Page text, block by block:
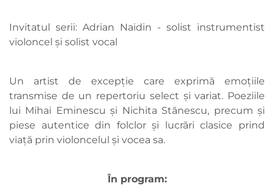
Invitatul serii: Adrian Naidin - solist instrumentist
violoncel și solist vocal
Un artist de excepție care exprimă emoțiile
transmise de un repertoriu select și variat. Poeziile
lui Mihai Eminescu și Nichita Stănescu, precum și
piese autentice din folclor și lucrări clasice prind
viață prin violoncelul și vocea sa.
În program: